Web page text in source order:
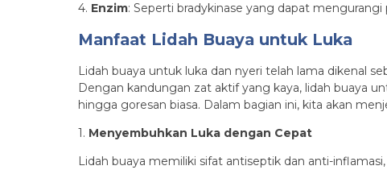
4. Enzim: Seperti bradykinase yang dapat mengurangi
Manfaat Lidah Buaya untuk Luka
Lidah buaya untuk luka dan nyeri telah lama dikenal
Dengan kandungan zat aktif yang kaya, lidah buaya
hingga goresan biasa. Dalam bagian ini, kita akan
1. Menyembuhkan Luka dengan Cepat
Lidah buaya memiliki sifat antiseptik dan anti-